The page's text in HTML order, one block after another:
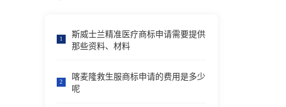
1
斯威士兰精准医疗商标申请需要提供
那些资料、材料
2
喀麦隆救生服商标申请的费用是多少
呢